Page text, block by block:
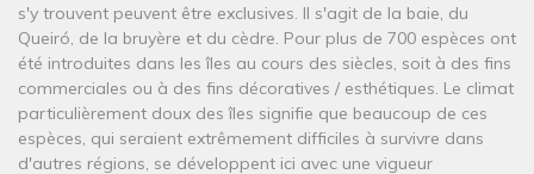
s'y trouvent peuvent être exclusives. Il s'agit de la baie, du
Queiró, de la bruyère et du cèdre. Pour plus de 700 espèces ont
été introduites dans les îles au cours des siècles, soit à des fins
commerciales ou à des fins décoratives / esthétiques. Le climat
particulièrement doux des îles signifie que beaucoup de ces
espèces, qui seraient extrêmement difficiles à survivre dans
d'autres régions, se développent ici avec une vigueur